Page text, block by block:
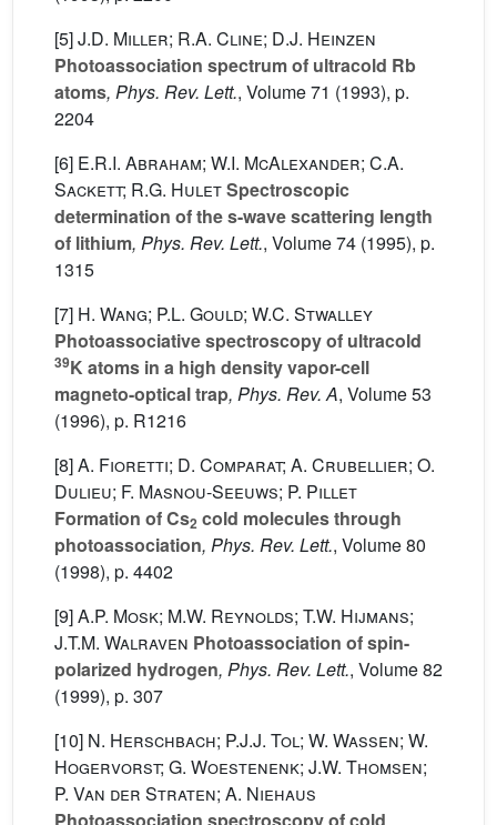
[5]J.D. Miller; R.A. Cline; D.J. Heinzen
Photoassociation spectrum of ultracold Rb
atoms, Phys. Rev. Lett., Volume 71 (1993), p.
2204
[6] E.R.I. Abraham; W.I. McAlexander; C.A.
Sackett; R.G. HuletSpectroscopic
determination of the s-wave scattering length
of lithium, Phys. Rev. Lett., Volume 74 (1995), p.
1315
[7] H. Wang; P.L. Gould; W.C. Stwalley
Photoassociative spectroscopy of ultracold
39K atoms in a high density vapor-cell
magneto-optical trap, Phys. Rev. A, Volume 53
(1996), p. R1216
[8]A. Fioretti; D. Comparat; A. Crubellier; O.
Dulieu; F. Masnou-Seeuws; P. Pillet
Formation of Cs2 cold molecules through
photoassociation, Phys. Rev. Lett., Volume 80
(1998), p. 4402
[9]A.P. Mosk; M.W. Reynolds; T.W. Hijmans;
J.T.M. Walraven Photoassociation of spin-
polarized hydrogen, Phys. Rev. Lett., Volume 82
(1999), p. 307
[10] N. Herschbach; P.J.J. Tol; W. Wassen; W.
Hogervorst; G. Woestenenk; J.W. Thomsen;
P. Van der Straten; A. Niehaus